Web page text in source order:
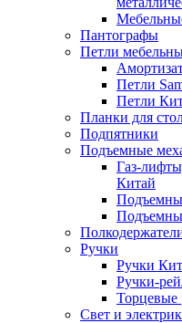
Пантографы
Петли
Петли
Петли
Планки для
Подпятники
Подъемные
Газ-
Китай
Ручки
Ручки
Ручки-
Торцевые
Свет и